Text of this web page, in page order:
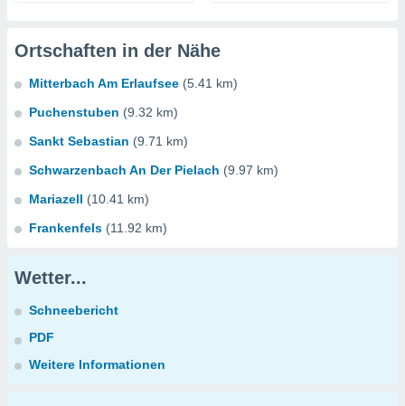
Ortschaften in der Nähe
Mitterbach Am Erlaufsee (5.41 km)
Puchenstuben (9.32 km)
Sankt Sebastian (9.71 km)
Schwarzenbach An Der Pielach (9.97 km)
Mariazell (10.41 km)
Frankenfels (11.92 km)
Wetter...
Schneebericht
PDF
Weitere Informationen